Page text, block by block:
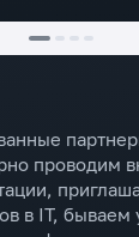
проводим
в IT, бываем